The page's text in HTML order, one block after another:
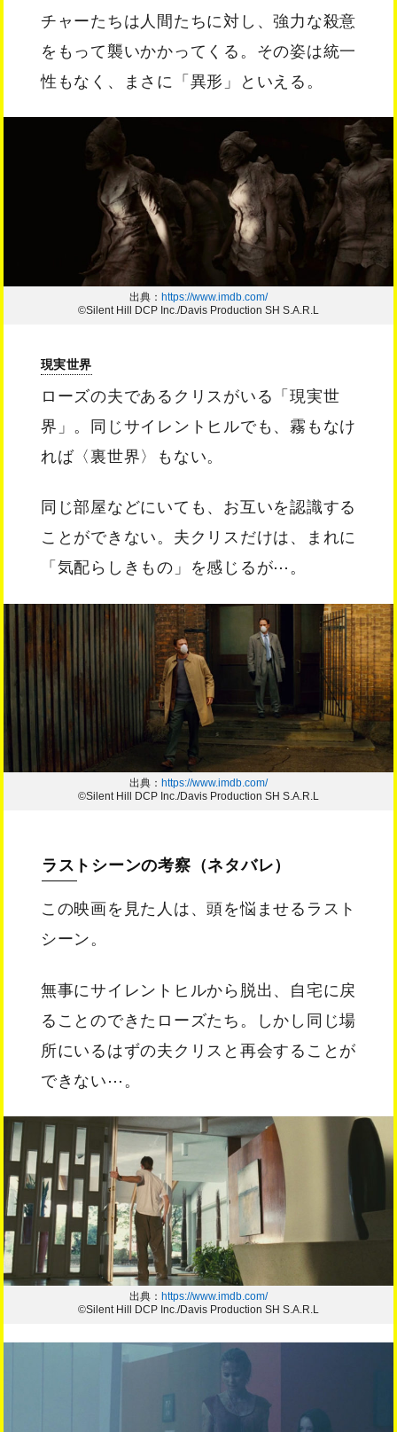
チャーたちは人間たちに対し、強力な殺意
をもって襲いかかってくる。その姿は統一
性もなく、まさに「異形」といえる。
出典： https://www.imdb.com/
©Silent Hill DCP Inc./Davis Production SH S.A.R.L
現実世界
ローズの夫であるクリスがいる「現実世
界」。同じサイレントヒルでも、霧もなけ
れば〈裏世界〉もない。
同じ部屋などにいても、お互いを認識する
ことができない。夫クリスだけは、まれに
「気配らしきもの」を感じるが⋯。
出典： https://www.imdb.com/
©Silent Hill DCP Inc./Davis Production SH S.A.R.L
ラストシーンの考察（ネタバレ）
この映画を見た人は、頭を悩ませるラスト
シーン。
無事にサイレントヒルから脱出、自宅に戻
ることのできたローズたち。しかし同じ場
所にいるはずの夫クリスと再会することが
できない⋯。
出典： https://www.imdb.com/
©Silent Hill DCP Inc./Davis Production SH S.A.R.L